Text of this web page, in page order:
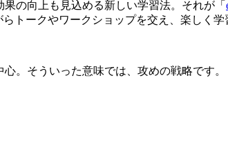
の向上も見込める新しい学習法。それが「
トークやワークショップを交え、楽しく学
。そういった意味では、攻めの戦略です。